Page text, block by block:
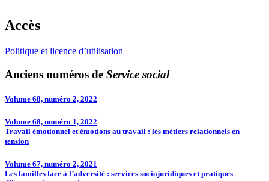
Accès
Politique et licence d’utilisation
Anciens numéros de Service social
Volume 68, numéro 2, 2022
Volume 68, numéro 1, 2022
Travail émotionnel et émotions au travail : les métiers relationnels en
tension
Volume 67, numéro 2, 2021
Les familles face à l’adversité : services sociojuridiques et pratiques